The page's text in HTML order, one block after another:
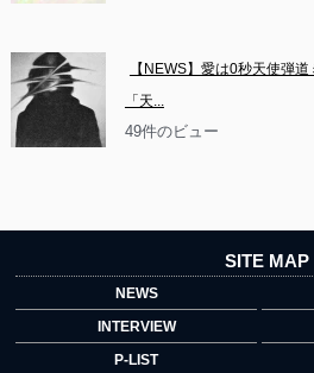
【NEWS】愛は0秒天使弾
「天...
49件のビュー
SITE MAP
NEWS
INTERVIEW
P-LIST